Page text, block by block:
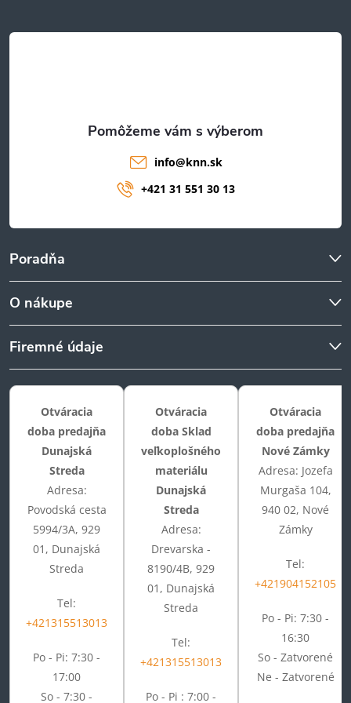
t
Poradňa
O nákupe
Firemné údaje
info@knn.sk
+421 31 551 30 13
Otváracia
doba predajňa
Dunajská
Streda
Adresa:
Povodská cesta
5994/3A, 929
01, Dunajská
Streda
Tel:
+421315513013
Po - Pi: 7:30 -
17:00
So - 7:30 -
Otváracia
doba Sklad
veľkoplošného
materiálu
Dunajská
Streda
Adresa:
Drevarska -
8190/4B, 929
01, Dunajská
Streda
Tel:
+421315513013
Po - Pi : 7:00 -
Otváracia
doba predajňa
Nové Zámky
Adresa: Jozefa
Murgaša 104,
940 02, Nové
Zámky
Tel:
+421904152105
Po - Pi: 7:30 -
16:30
So - Zatvorené
Ne - Zatvorené